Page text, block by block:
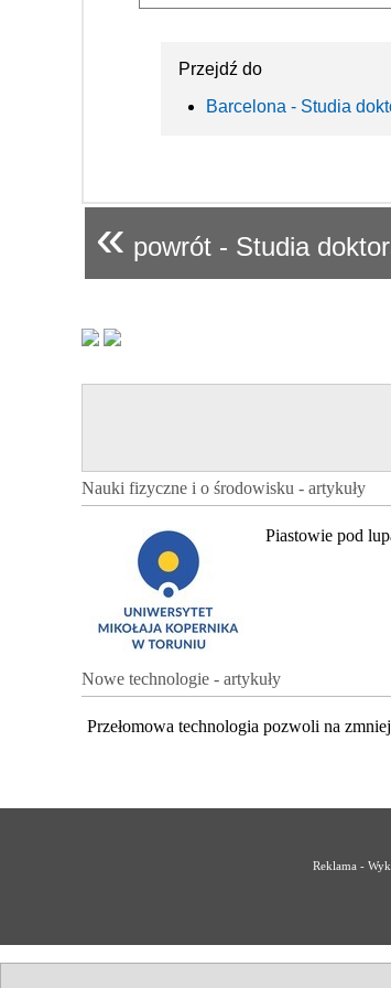
Przejdź do
Barcelona - Studia
« powrót - Studia
Nauki fizyczne i o środowisku - artykuły
Piastowie pod
Nowe technologie - artykuły
Przełomowa technologia pozwoli na
Reklama -